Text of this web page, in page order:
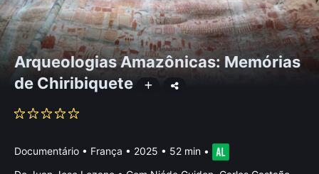
Arqueologias Amazônicas: Memórias
de Chiribiquete
Documentário • França • 2025 • 52 min •